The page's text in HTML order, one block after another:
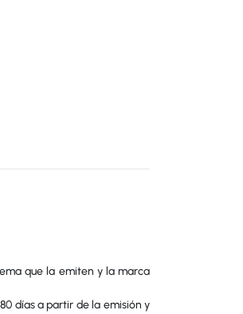
que la emiten y la marca
días a partir de la emisión y